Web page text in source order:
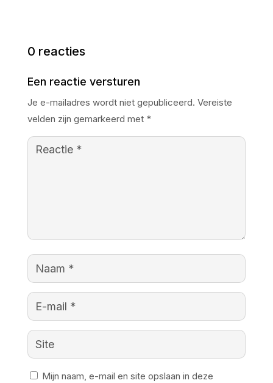
0 reacties
Een reactie versturen
Je e-mailadres wordt niet gepubliceerd. Vereiste
velden zijn gemarkeerd met *
Mijn naam, e-mail en site opslaan in deze